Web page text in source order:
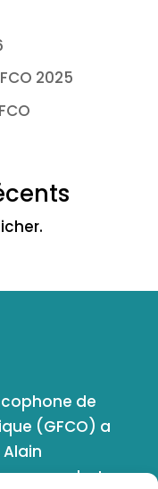
2025
de
(GFCO) a
Alain
a pour but